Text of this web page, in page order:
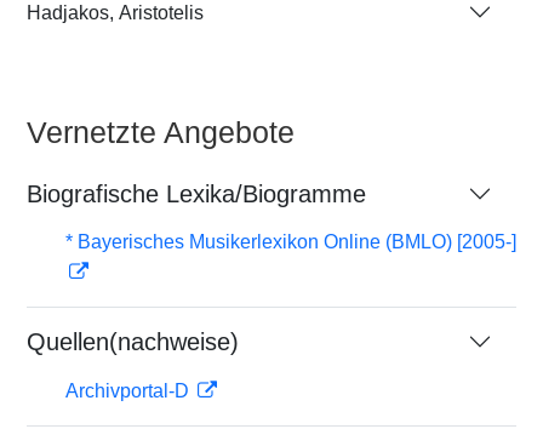
Hadjakos, Aristotelis
Vernetzte Angebote
Biografische Lexika/Biogramme
* Bayerisches Musikerlexikon Online (BMLO) [2005-]
Quellen(nachweise)
Archivportal-D